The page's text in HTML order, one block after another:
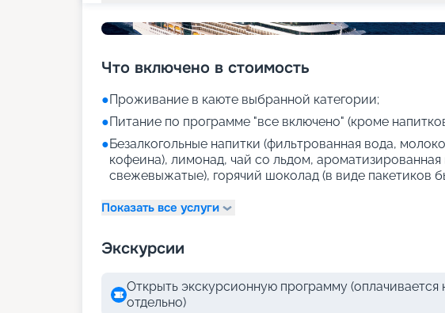
Что включено в стоимость
●Проживание в каюте выбранной категории;
●Питание по программе "все включено" (кроме
●Безалкогольные напитки (фильтрованная вода,
кофеина), лимонад, чай со льдом, ароматизированная
свежевыжатые), горячий шоколад (в виде пакетиков
Показать все услуги
Экскурсии
Открыть экскурсионную программу (оплачивается
отдельно)